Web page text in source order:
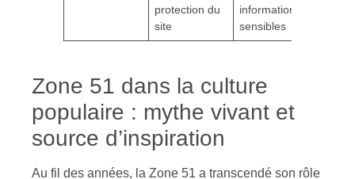
protection du
site
informations
sensibles
Zone 51 dans la culture
populaire : mythe vivant et
source d’inspiration
Au fil des années, la Zone 51 a transcendé son rôle